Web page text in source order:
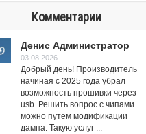
Комментарии
Денис Администратор
03.08.2026
Добрый день! Производитель
начиная с 2025 года убрал
возможность прошивки через
usb. Решить вопрос с чипами
можно путем модификации
дампа. Такую услуг ...